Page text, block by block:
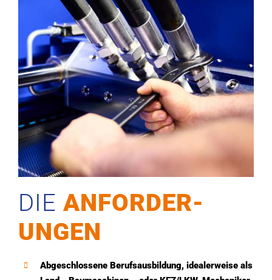
DIE ANFORDER­
UNGEN
Abgeschlossene Berufsausbildung, idealerweise als